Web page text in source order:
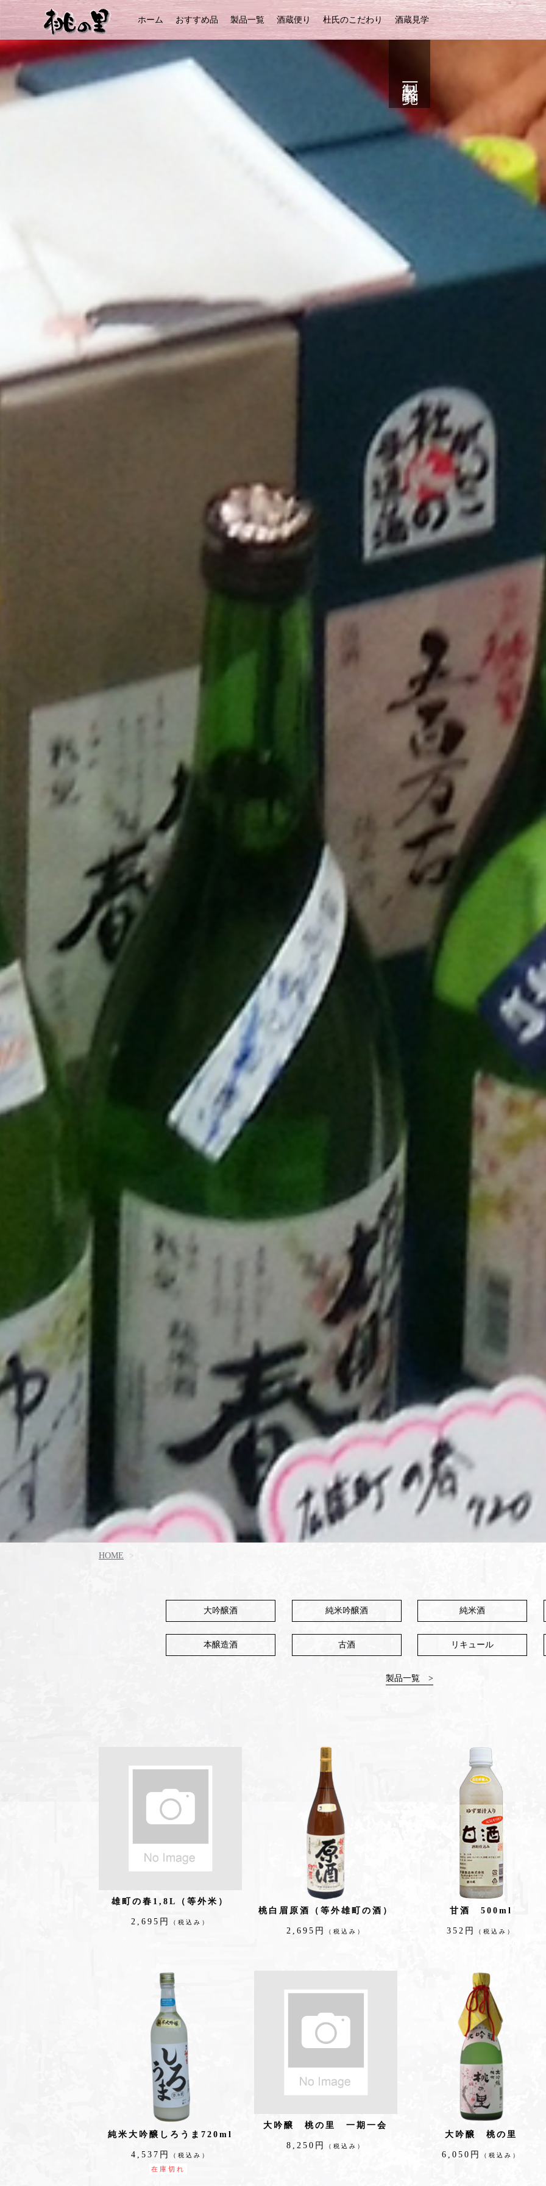
ホーム おすすめ品 製品一覧 酒蔵便り 杜氏のこだわり 酒蔵見学
HOME
大吟醸酒 純米吟醸酒 純米酒
本醸造酒 古酒 リキュール
製品一覧 >
雄町の春1,8L（等外米）
2,695円 （税込み）
桃白眉原酒（等外雄町の酒）
2,695円 （税込み）
甘酒 500ml
352円 （税込み）
純米大吟醸しろうま720ml
4,537円 （税込み）
在庫切れ
大吟醸 桃の里 一期一会
8,250円 （税込み）
大吟醸 桃の里
6,050円 （税込み）